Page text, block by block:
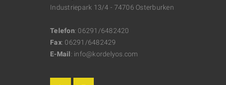
Industriepark 13/4 - 74706 Osterburken
Telefon: 06291/6482420
Fax: 06291/6482429
E-Mail: info@kordelyos.com